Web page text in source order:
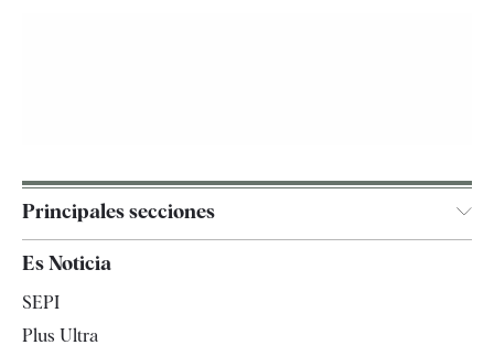
Principales secciones
España
Es Noticia
SEPI
Plus Ultra